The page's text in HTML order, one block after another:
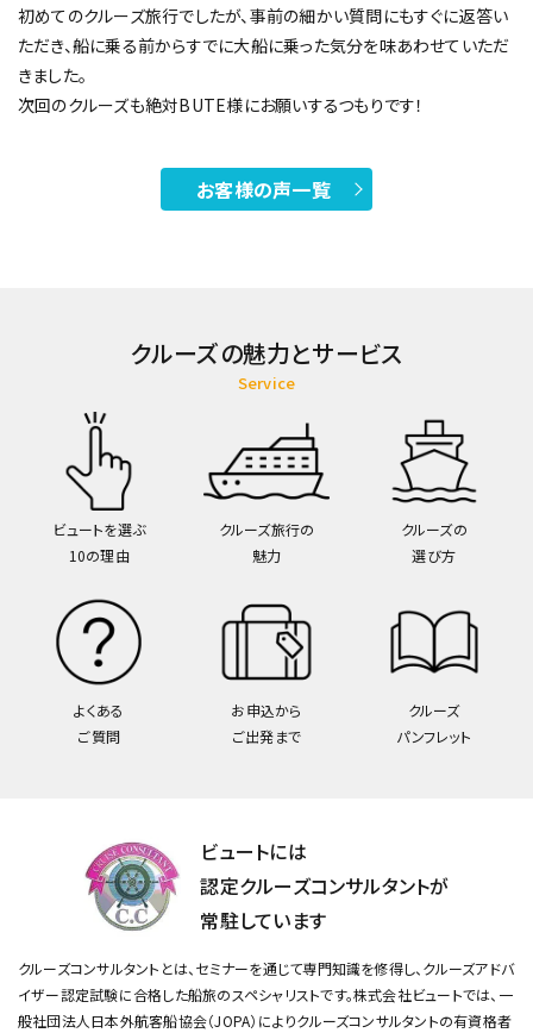
初めてのクルーズ旅行でしたが、事前の細かい質問にもすぐに返答い
ただき、船に乗る前からすでに大船に乗った気分を味あわせていただ
きました。
次回のクルーズも絶対BUTE様にお願いするつもりです！
お客様の声一覧
クルーズの魅力とサービス
Service
ビュートを選ぶ
10の理由
クルーズ旅行の
魅力
クルーズの
選び方
よくある
ご質問
お申込から
ご出発まで
クルーズ
パンフレット
ビュートには
認定クルーズコンサルタントが
常駐しています
クルーズコンサルタントとは、セミナーを通じて専門知識を修得し、クルーズアドバ
イザー認定試験に合格した船旅のスペシャリストです。株式会社ビュートでは、一
般社団法人日本外航客船協会（JOPA）によりクルーズコンサルタントの有資格者